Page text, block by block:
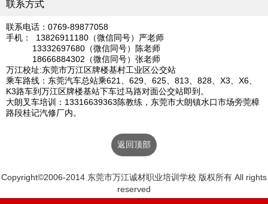
联系方式
联系电话：0769-89877058
手机： 13826911180（微信同号）严老师
13332697680（微信同号）陈老师
18666884302（微信同号）张老师
万江校址:东莞市万江区牌楼基村工业区公交站
乘车路线：东莞汽车总站乘621、629、625、813、828、X3、X6、
K3路车到万江区牌楼基站下车过马路对面公交站即到。
大朗叉车培训：13316639363陈教练，东莞市大朗镇水口市场旁莞樟
路段桂记汽修厂内。
返回顶部
Copyright©2006-2014 东莞市万江诚材职业培训学校 版权所有 All rights
reserved